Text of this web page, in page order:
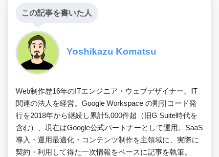
この記事を書いた人
Yoshikazu Komatsu
Web制作歴16年のITエンジニア・ウェブデザイナー。IT
関連の法人を経営。Google Workspace の割引コード発
行を2018年から継続し累計5,000件超（旧G Suite時代を
含む）、現在はGoogle公式パートナーとして運用。SaaS
導入・運用最適化・コンテンツ制作を主領域に、実際に
契約・利用して得た一次情報をベースに記事を執筆。